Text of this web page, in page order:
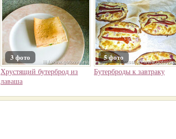
3 фото
Хрустящий бутерброд из
лаваша
5 фото
Бутерброды к завтраку